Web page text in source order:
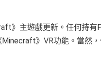
》主遊戲更新。任何持有
》VR功能。當然